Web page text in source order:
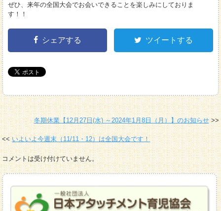
ぜひ、来年の全国大会でお会いできることを楽しみにしておりま
す！！
シェアする ツイートする
冬期休業【12月27日(水) ～2024年1月8日（月）】のお知らせ
いよいよ今週末（11/11・12）は全国大会です！
コメントは受け付けていません。